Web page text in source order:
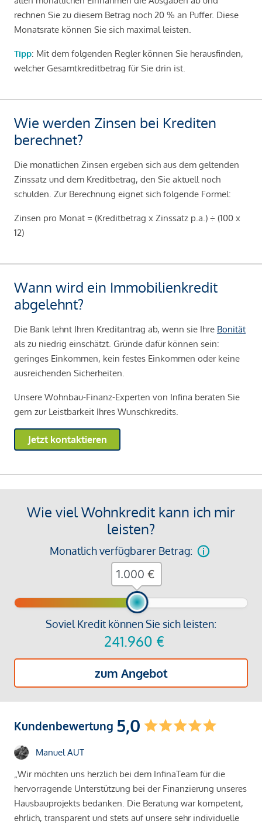
rechnen Sie zu diesem Betrag noch 20 % an Puffer. Diese
Monatsrate können Sie sich maximal leisten.
Tipp: Mit dem folgenden Regler können Sie herausfinden,
welcher Gesamtkreditbetrag für Sie drin ist.
Wie werden Zinsen bei Krediten
berechnet?
Die monatlichen Zinsen ergeben sich aus dem geltenden
Zinssatz und dem Kreditbetrag, den Sie aktuell noch
schulden. Zur Berechnung eignet sich folgende Formel:
Zinsen pro Monat = (Kreditbetrag x Zinssatz p.a.) ÷ (100 x
12)
Wann wird ein Immobilienkredit
abgelehnt?
Die Bank lehnt Ihren Kreditantrag ab, wenn sie Ihre Bonität
als zu niedrig einschätzt. Gründe dafür können sein:
geringes Einkommen, kein festes Einkommen oder keine
ausreichenden Sicherheiten.
Unsere Wohnbau-Finanz-Experten von Infina beraten Sie
gern zur Leistbarkeit Ihres Wunschkredits.
Jetzt kontaktieren
Wie viel Wohnkredit kann ich mir
leisten?
Monatlich verfügbarer Betrag:
Soviel Kredit können Sie sich leisten:
241.960 €
zum Angebot
€
Kundenbewertung 5,0
Manuel AUT
„Wir möchten uns herzlich bei dem InfinaTeam für die
hervorragende Unterstützung bei der Finanzierung unseres
Hausbauprojekts bedanken. Die Beratung war kompetent,
ehrlich, transparent und stets auf unsere sehr individuelle